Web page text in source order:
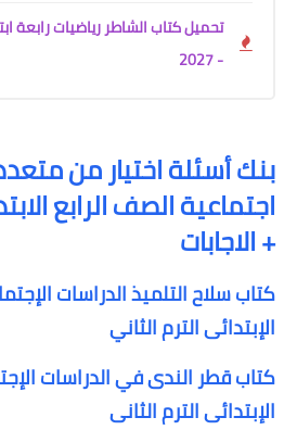
- 2027
بنك أسئلة اختيار من
اجتماعية الصف الرابع
+ الاجابات
كتاب سلاح التلميذ الدراسات
الإبتدائى الترم الثاني
كتاب قطر الندى في الدراسات
الإبتدائى الترم الثانى